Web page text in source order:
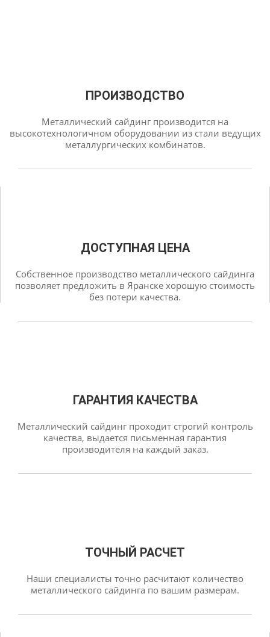
ПРОИЗВОДСТВО
Металлический сайдинг производится на
высокотехнологичном оборудовании из стали ведущих
металлургических комбинатов.
ДОСТУПНАЯ ЦЕНА
Собственное производство металлического сайдинга
позволяет предложить в Яранске хорошую стоимость
без потери качества.
ГАРАНТИЯ КАЧЕСТВА
Металлический сайдинг проходит строгий контроль
качества, выдается письменная гарантия
производителя на каждый заказ.
ТОЧНЫЙ РАСЧЕТ
Наши специалисты точно расчитают количество
металлического сайдинга по вашим размерам.